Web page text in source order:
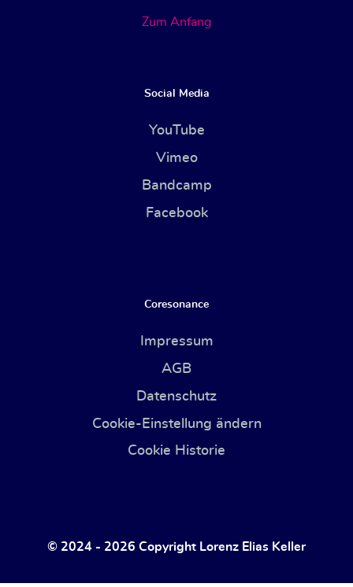
Zum Anfang
Social Media
YouTube
Vimeo
Bandcamp
Facebook
Coresonance
Impressum
AGB
Datenschutz
Cookie-Einstellung ändern
Cookie Historie
© 2024 - 2026 Copyright Lorenz Elias Keller